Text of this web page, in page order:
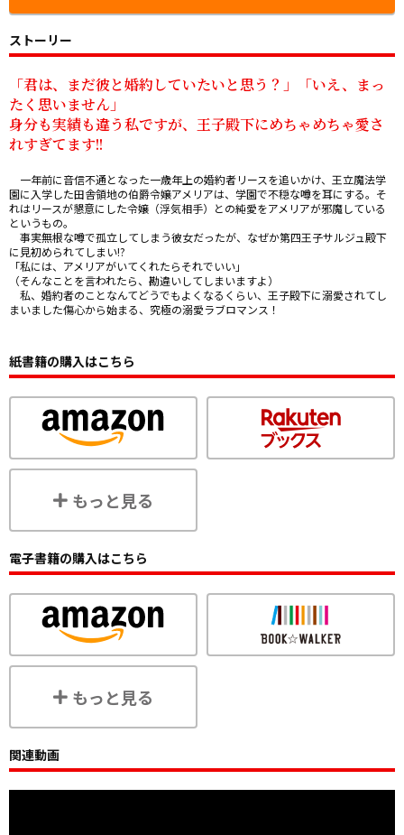
ストーリー
「君は、まだ彼と婚約していたいと思う？」「いえ、まっ
たく思いません」
身分も実績も違う私ですが、王子殿下にめちゃめちゃ愛さ
れすぎてます!!
一年前に音信不通となった一歳年上の婚約者リースを追いかけ、王立魔法学
園に入学した田舎領地の伯爵令嬢アメリアは、学園で不穏な噂を耳にする。そ
れはリースが懇意にした令嬢（浮気相手）との純愛をアメリアが邪魔している
というもの。
事実無根な噂で孤立してしまう彼女だったが、なぜか第四王子サルジュ殿下
に見初められてしまい――!?
「私には、アメリアがいてくれたらそれでいい」
（そんなことを言われたら、勘違いしてしまいますよ）
私、婚約者のことなんてどうでもよくなるくらい、王子殿下に溺愛されてし
まいました――傷心から始まる、究極の溺愛ラブロマンス！
紙書籍の購入はこちら
もっと見る
電子書籍の購入はこちら
もっと見る
関連動画